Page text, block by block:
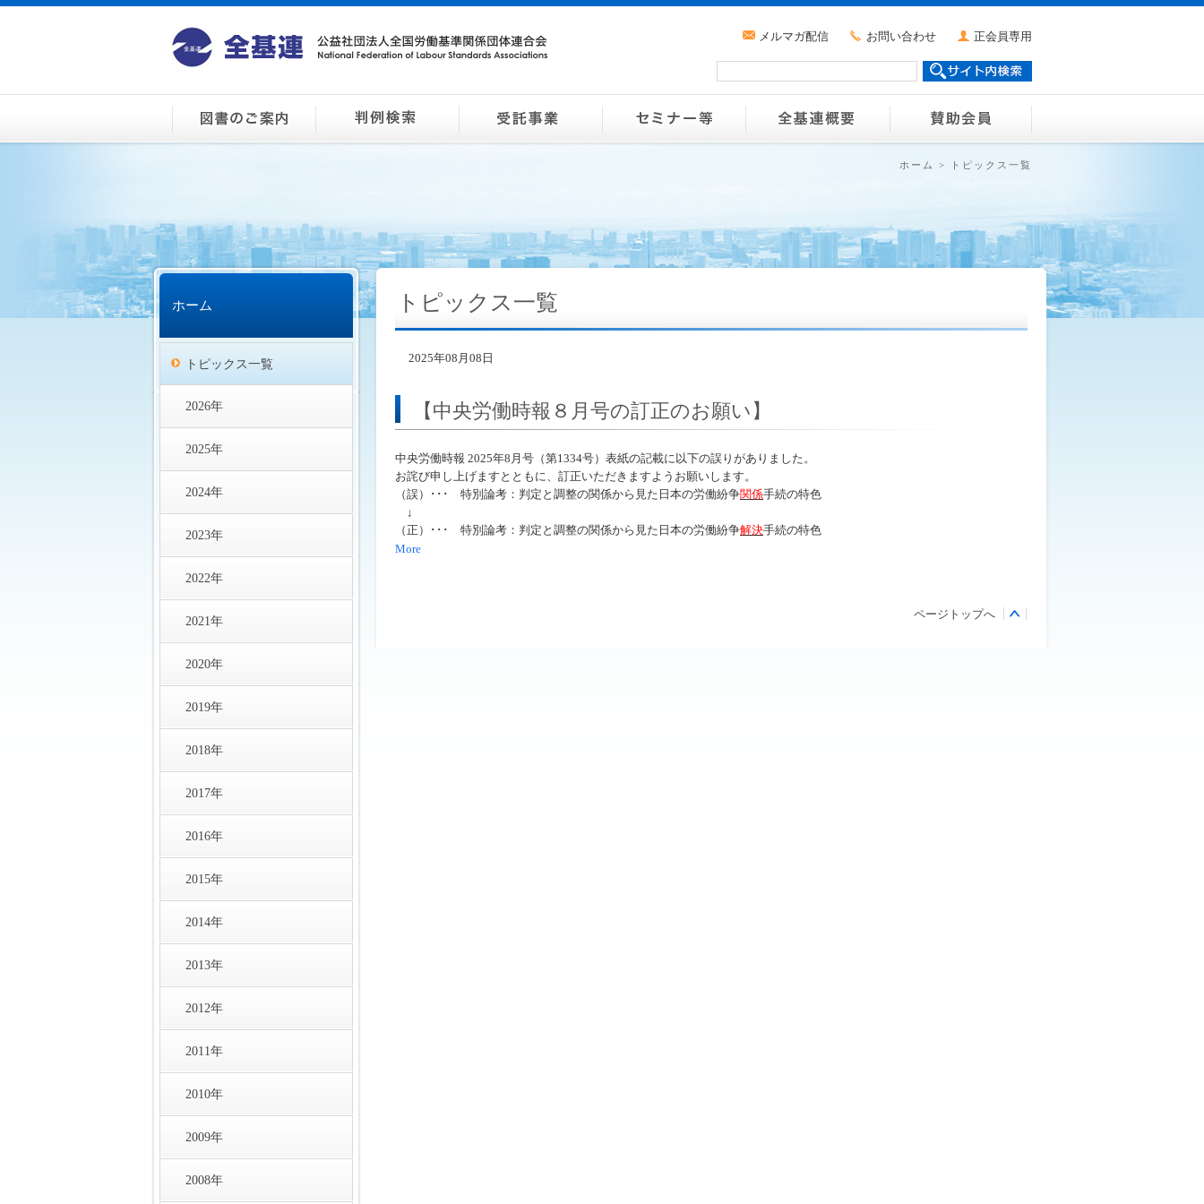
メルマガ配信 お問い合わせ 正会員専用
ホーム > トピックス一覧
ホーム
トピックス一覧
2026年
2025年
2024年
2023年
2022年
2021年
2020年
2019年
2018年
2017年
2016年
2015年
2014年
2013年
2012年
2011年
2010年
2009年
2008年
トピックス一覧
2025年08月08日
【中央労働時報８月号の訂正のお願い】
中央労働時報 2025年8月号（第1334号）表紙の記載に以下の誤りがありました。
お詫び申し上げますとともに、訂正いただきますようお願いします。
（誤）･･･ 特別論考：判定と調整の関係から見た日本の労働紛争関係手続の特色
↓
（正）･･･ 特別論考：判定と調整の関係から見た日本の労働紛争解決手続の特色
More
ページトップへ